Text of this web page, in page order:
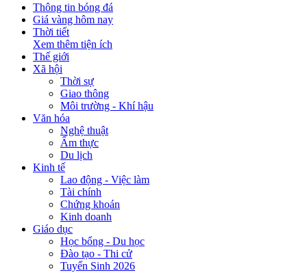
Thông tin bóng đá
Giá vàng hôm nay
Thời tiết
Xem thêm tiện ích
Thế giới
Xã hội
Thời sự
Giao thông
Môi trường - Khí hậu
Văn hóa
Nghệ thuật
Ẩm thực
Du lịch
Kinh tế
Lao động - Việc làm
Tài chính
Chứng khoán
Kinh doanh
Giáo dục
Học bổng - Du học
Đào tạo - Thi cử
Tuyển Sinh 2026